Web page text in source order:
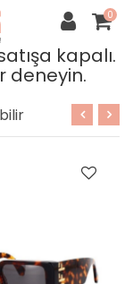
0
kapalı.
deneyin.